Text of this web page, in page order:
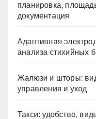
планировка,
документация
Адаптивная
анализа стихийных
Жалюзи и шторы:
управления и уход
Такси: удобство,